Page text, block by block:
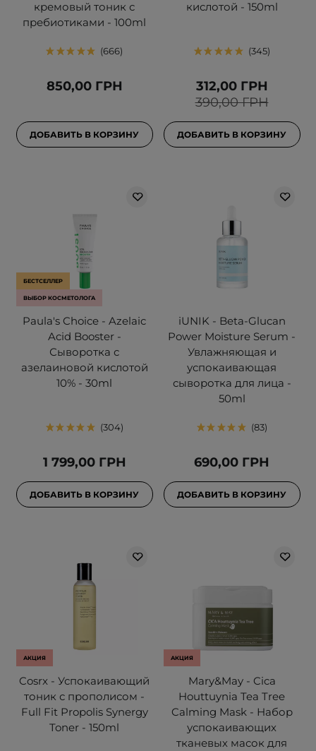
кремовый тоник с
пребиотиками - 100ml
666
850,00 ГРН
ДОБАВИТЬ В КОРЗИНУ
кислотой - 150ml
345
390,00 ГРН
312,00 ГРН
ДОБАВИТЬ В КОРЗИНУ
БЕСТСЕЛЛЕР
ВЫБОР КОСМЕТОЛОГА
Paula's Choice - Azelaic
Acid Booster -
Сыворотка с
азелаиновой кислотой
10% - 30ml
304
1 799,00 ГРН
ДОБАВИТЬ В КОРЗИНУ
iUNIK - Beta-Glucan
Power Moisture Serum -
Увлажняющая и
успокаивающая
сыворотка для лица -
50ml
83
690,00 ГРН
ДОБАВИТЬ В КОРЗИНУ
АКЦИЯ
Cosrx - Успокаивающий
тоник с прополисом -
Full Fit Propolis Synergy
Toner - 150ml
АКЦИЯ
Mary&May - Cica
Houttuynia Tea Tree
Calming Mask - Набор
успокаивающих
тканевых масок для